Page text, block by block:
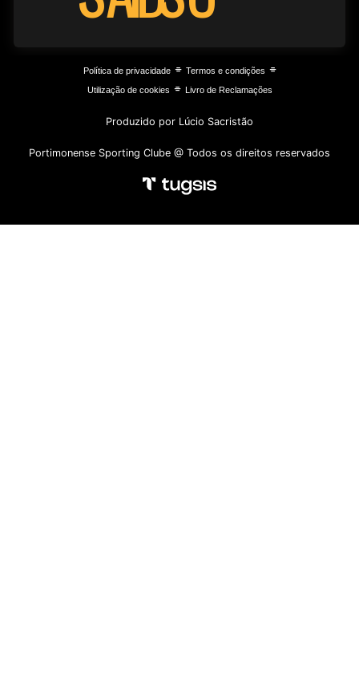
Política de privacidade⌯ Termos e condições ⌯
Utilização de cookies ⌯ Livro de Reclamações
Produzido por Lúcio Sacristão
Portimonense Sporting Clube @ Todos os direitos reservados